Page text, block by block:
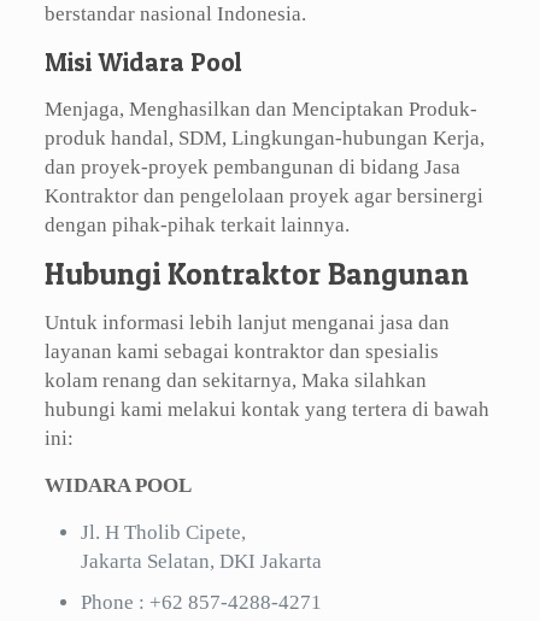
berstandar nasional Indonesia.
Misi Widara Pool
Menjaga, Menghasilkan dan Menciptakan Produk-
produk handal, SDM, Lingkungan-hubungan Kerja,
dan proyek-proyek pembangunan di bidang Jasa
Kontraktor dan pengelolaan proyek agar bersinergi
dengan pihak-pihak terkait lainnya.
Hubungi Kontraktor Bangunan
Untuk informasi lebih lanjut menganai jasa dan
layanan kami sebagai kontraktor dan spesialis
kolam renang dan sekitarnya, Maka silahkan
hubungi kami melakui kontak yang tertera di bawah
ini:
WIDARA POOL
Jl. H Tholib Cipete,
Jakarta Selatan, DKI Jakarta
Phone : +62 857-4288-4271